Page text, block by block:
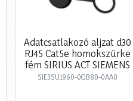
Adatcsatlakozó aljzat d30
RJ45 Cat5e homokszürke
fém SIRIUS ACT SIEMENS
SIE3SU1960-0GB80-0AA0